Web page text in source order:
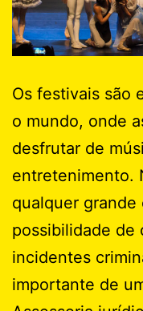
Os festivais são
o mundo, onde
desfrutar de
entretenimento.
qualquer grande
possibilidade de
incidentes
importante de